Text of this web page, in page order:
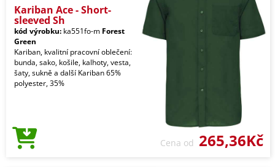
Kariban Ace - Short-
sleeved Sh
kód výrobku: ka551fo-m Forest
Green
Kariban, kvalitní pracovní oblečení:
bunda, sako, košile, kalhoty, vesta,
šaty, sukně a další Kariban 65%
polyester, 35%
Cena od 265,36Kč